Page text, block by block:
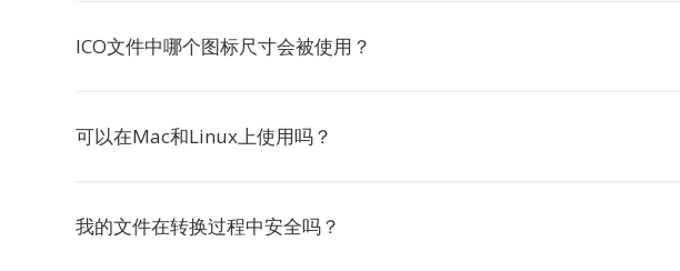
ICO文件中哪个图标尺寸会被使用？
可以在Mac和Linux上使用吗？
我的文件在转换过程中安全吗？